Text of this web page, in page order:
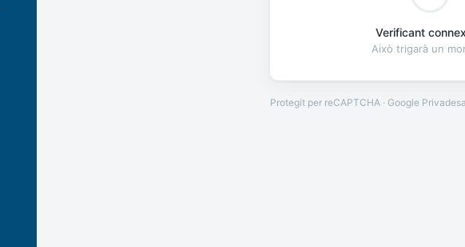
Verificant
Això trigarà un
Protegit per reCAPTCHA · Google Privadesa